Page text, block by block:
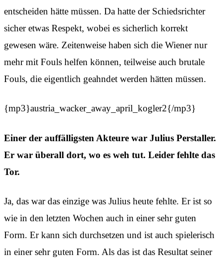
entscheiden hätte müssen. Da hatte der Schiedsrichter
sicher etwas Respekt, wobei es sicherlich korrekt
gewesen wäre. Zeitenweise haben sich die Wiener nur
mehr mit Fouls helfen können, teilweise auch brutale
Fouls, die eigentlich geahndet werden hätten müssen.
{mp3}austria_wacker_away_april_kogler2{/mp3}
Einer der auffälligsten Akteure war Julius Perstaller.
Er war überall dort, wo es weh tut. Leider fehlte das
Tor.
Ja, das war das einzige was Julius heute fehlte. Er ist so
wie in den letzten Wochen auch in einer sehr guten
Form. Er kann sich durchsetzen und ist auch spielerisch
in einer sehr guten Form. Als das ist das Resultat seiner